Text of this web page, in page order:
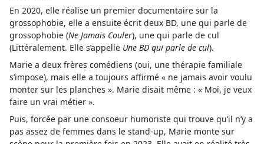
En 2020, elle réalise un premier documentaire sur la
grossophobie, elle a ensuite écrit deux BD, une qui parle de
grossophobie (Ne Jamais Couler), une qui parle de cul
(Littéralement. Elle s’appelle Une BD qui parle de cul).
Marie a deux frères comédiens (oui, une thérapie familiale
s’impose), mais elle a toujours affirmé « ne jamais avoir voulu
monter sur les planches ». Marie disait même : « Moi, je veux
faire un vrai métier ».
Puis, forcée par une consoeur humoriste qui trouve qu’il n’y a
pas assez de femmes dans le stand-up, Marie monte sur